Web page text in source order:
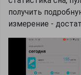
получить
измерение -